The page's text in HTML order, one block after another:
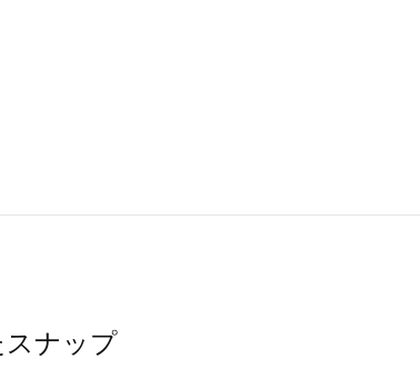
スナップ